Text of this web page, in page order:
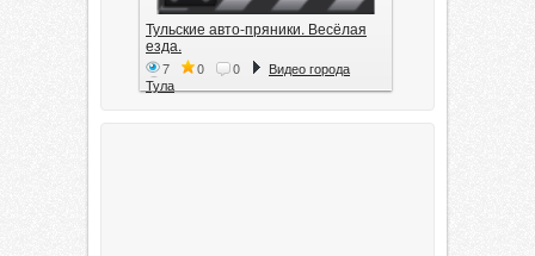
Тульские авто-пряники. Весёлая
езда.
7 0 0
Видео города
Тула